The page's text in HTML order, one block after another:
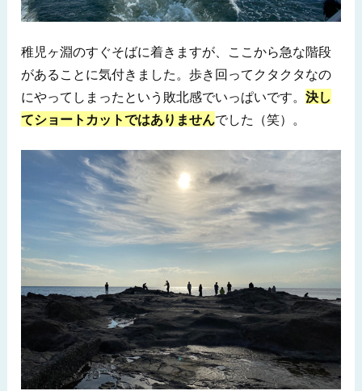
稚児ヶ淵のすぐそばに着きますが、ここから急な階段
があることに気付きました。歩き回ってクタクタなの
にやってしまったという敗北感でいっぱいです。決し
てショートカットではありませんでした（笑）。